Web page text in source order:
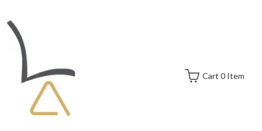
Cart 0 Item